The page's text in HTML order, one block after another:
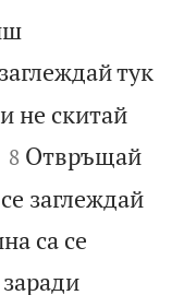
тук
не скитай


8 Отвръщай
заглеждай
са се